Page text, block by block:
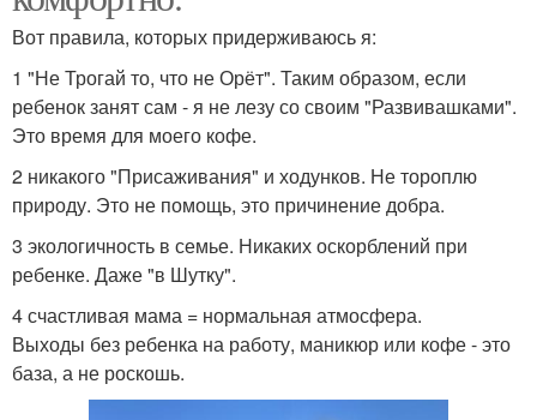
Вот правила, которых придерживаюсь я:
1 "Не Трогай то, что не Орёт". Таким образом, если
ребенок занят сам - я не лезу со своим "Развивашками".
Это время для моего кофе.
2 никакого "Присаживания" и ходунков. Не тороплю
природу. Это не помощь, это причинение добра.
3 экологичность в семье. Никаких оскорблений при
ребенке. Даже "в Шутку".
4 счастливая мама = нормальная атмосфера.
Выходы без ребенка на работу, маникюр или кофе - это
база, а не роскошь.